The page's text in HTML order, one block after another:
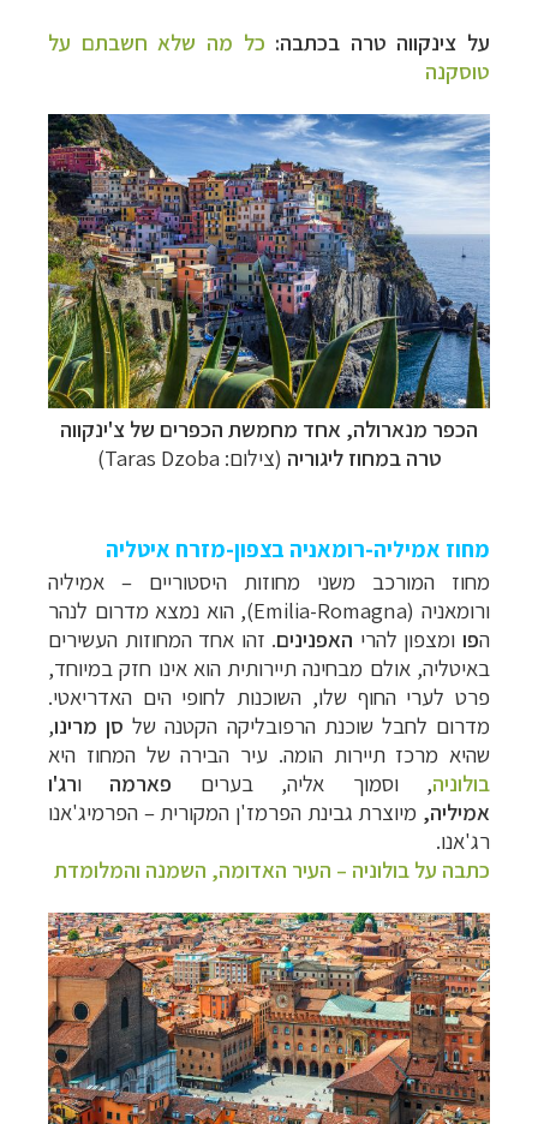
על צינקווה טרה בכתבה: כל מה שלא חשבתם על
טוסקנה
הכפר מנארולה, אחד מחמשת הכפרים של צ'ינקווה
טרה במחוז ליגוריה (צילום: Taras Dzoba)
מחוז אמיליה-רומאניה בצפון-מזרח איטליה
מחוז המורכב משני מחוזות היסטוריים – אמיליה
ורומאניה
(Emilia-Romagna), הוא נמצא מדרום לנהר
הפוומצפון להרי האפנינים. זהו אחד המחוזות העשירים
באיטליה, אולם מבחינה תיירותית הוא אינו חזק במיוחד,
פרט לערי החוף שלו, השוכנות לחופי הים האדריאטי.
מדרום לחבל שוכנת הרפובליקה הקטנה של סן מרינו,
שהיא מרכז תיירות הומה. עיר הבירה של המחוז היא
בולוניה, וסמוך אליה, בערים פארמה ורג'ו
אמיליה, מיוצרת גבינת הפרמז'ן המקורית – הפרמיג'אנו
רג'אנו.
כתבה על בולוניה – העיר האדומה, השמנה והמלומדת